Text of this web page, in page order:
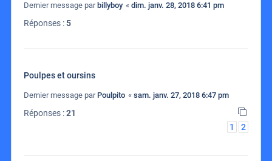
Dernier message par billyboy « dim. janv. 28, 2018 6:41 pm
Réponses :5
Poulpes et oursins
Dernier message par Poulpito « sam. janv. 27, 2018 6:47 pm
Réponses :21
1
2